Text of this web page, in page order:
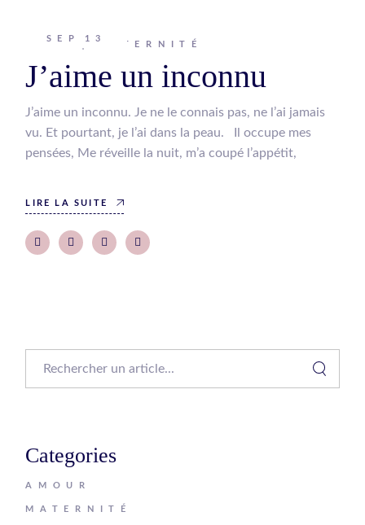
SEP 13
Johanna MATERNITÉ
J’aime un inconnu
J’aime un inconnu. Je ne le connais pas, ne l’ai jamais
vu. Et pourtant, je l’ai dans la peau. Il occupe mes
pensées, Me réveille la nuit, m’a coupé l’appétit,
LIRE LA SUITE
Categories
AMOUR
MATERNITÉ